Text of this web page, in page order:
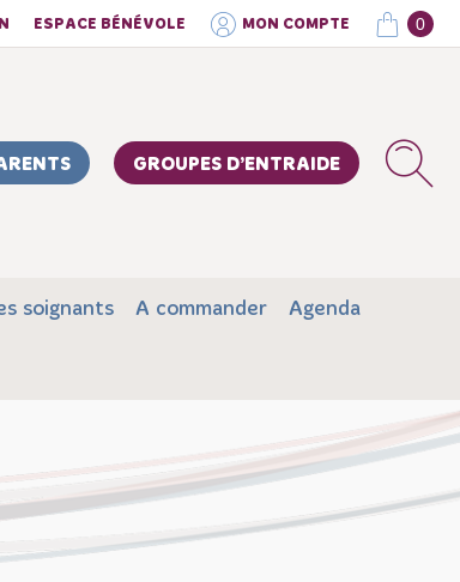
ESPACE BÉNÉVOLE MON COMPTE 0
GROUPES D’ENTRAIDE
soignants A commander Agenda